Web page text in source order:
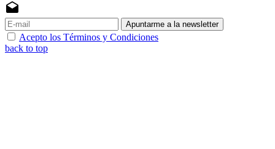
drafts
Apuntarme a la newsletter
Acepto los Términos y Condiciones
back to top